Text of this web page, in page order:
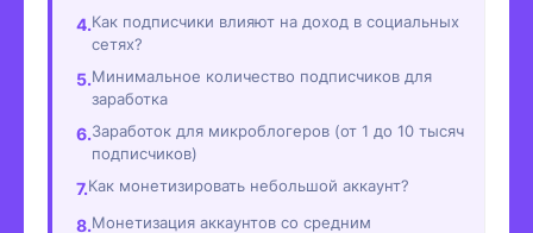
Как подписчики влияют на доход в социальных
сетях?
Минимальное количество подписчиков для
заработка
Заработок для микроблогеров (от 1 до 10 тысяч
подписчиков)
Как монетизировать небольшой аккаунт?
Монетизация аккаунтов со средним